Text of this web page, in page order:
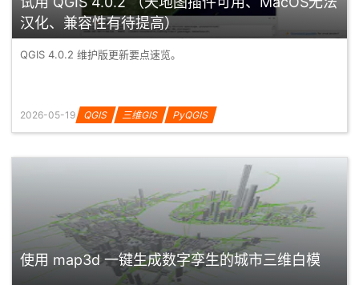
汉化、兼容性有待提高）
QGIS 4.0.2 维护版更新要点速览。
2026-05-19 QGIS 三维GIS PyQGIS
使用 map3d 一键生成数字孪生的城市三维白模